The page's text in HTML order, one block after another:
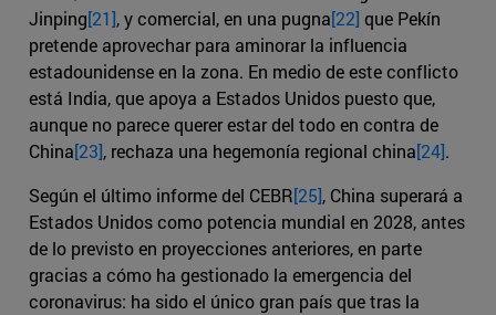
Jinping[21], y comercial, en una pugna[22] que Pekín
pretende aprovechar para aminorar la influencia
estadounidense en la zona. En medio de este conflicto
está India, que apoya a Estados Unidos puesto que,
aunque no parece querer estar del todo en contra de
China[23], rechaza una hegemonía regional china[24].
Según el último informe del CEBR[25], China superará a
Estados Unidos como potencia mundial en 2028, antes
de lo previsto en proyecciones anteriores, en parte
gracias a cómo ha gestionado la emergencia del
coronavirus: ha sido el único gran país que tras la